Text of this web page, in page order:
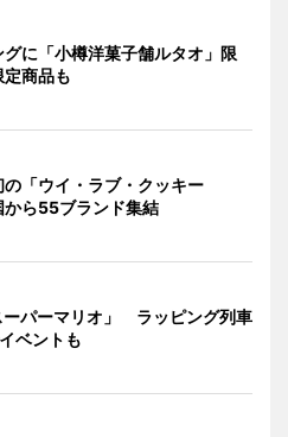
に「小樽洋菓子舗ルタオ」限
商品も
「ウイ・ラブ・クッキー
ら55ブランド集結
パーマリオ」 ラッピング列車
ベントも